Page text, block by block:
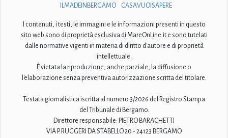
ILMADEINBERGAMO
CASAVUOISAPERE
I contenuti, i testi, le immagini e le informazioni presenti in questo
sito web sono di proprietà esclusiva di MareOnLine.it e sono tutelati
dalle normative vigenti in materia di diritto d'autore e di proprietà
intellettuale.
È vietata la riproduzione, anche parziale, la diffusione o
l'elaborazione senza preventiva autorizzazione scritta del titolare.
Testata giornalistica iscritta al numero 3/2026 del Registro Stampa
del Tribunale di Bergamo.
Direttore responsabile: PIETRO BARACHETTI
VIA P. RUGGERI DA STABELLO 20 - 24123 BERGAMO